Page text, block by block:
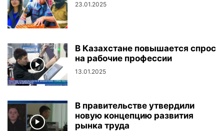
23.01.2025
В Казахстане повышается спрос
на рабочие профессии
13.01.2025
В правительстве утвердили
новую концепцию развития
рынка труда